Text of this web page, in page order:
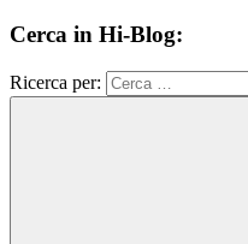
Cerca in Hi-Blog:
Ricerca per: